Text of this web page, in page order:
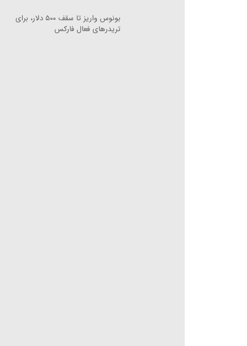
بونوس واریز تا سقف ۵۰۰ دلار، برای
تریدرهای فعال فارکس